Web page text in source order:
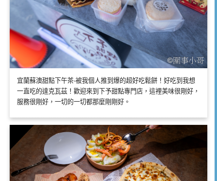
宜蘭蘇澳甜點下午茶-被我個人推到爆的超好吃鬆餅！好吃到我想
一直吃的達克瓦茲！歡迎來到下予甜點專門店，這裡美味很剛好，
服務很剛好，一切的一切都那麼剛剛好。